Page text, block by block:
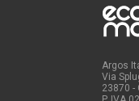
Argos
Via
23870 -